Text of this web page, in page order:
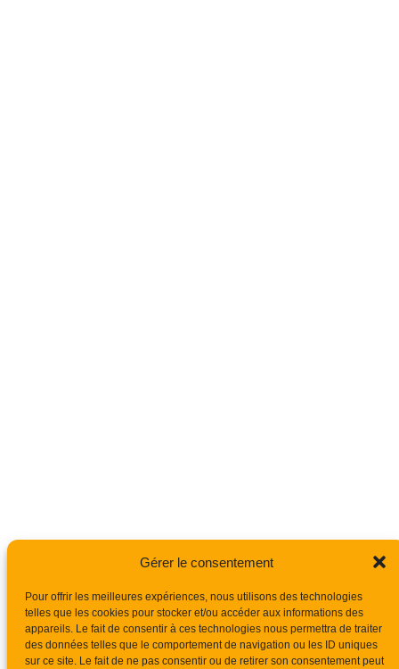
Gérer le consentement
Pour offrir les meilleures expériences, nous utilisons des technologies
telles que les cookies pour stocker et/ou accéder aux informations des
appareils. Le fait de consentir à ces technologies nous permettra de traiter
des données telles que le comportement de navigation ou les ID uniques
sur ce site. Le fait de ne pas consentir ou de retirer son consentement peut